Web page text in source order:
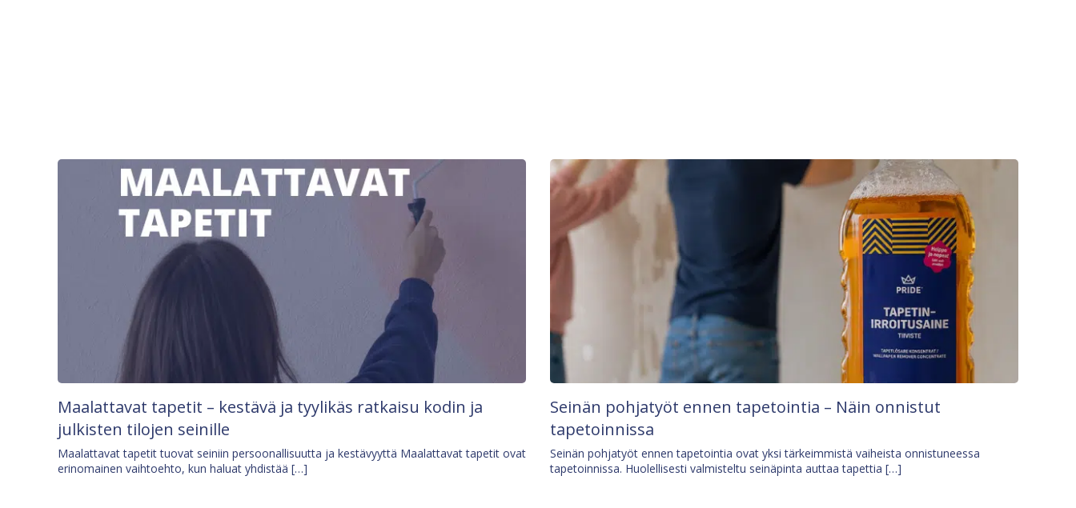
Maalattavat tapetit – kestävä ja tyylikäs ratkaisu kodin ja
julkisten tilojen seinille
Maalattavat tapetit tuovat seiniin persoonallisuutta ja kestävyyttä Maalattavat tapetit ovat
erinomainen vaihtoehto, kun haluat yhdistää […]
Seinän pohjatyöt ennen tapetointia – Näin onnistut
tapetoinnissa
Seinän pohjatyöt ennen tapetointia ovat yksi tärkeimmistä vaiheista onnistuneessa
tapetoinnissa. Huolellisesti valmisteltu seinäpinta auttaa tapettia […]